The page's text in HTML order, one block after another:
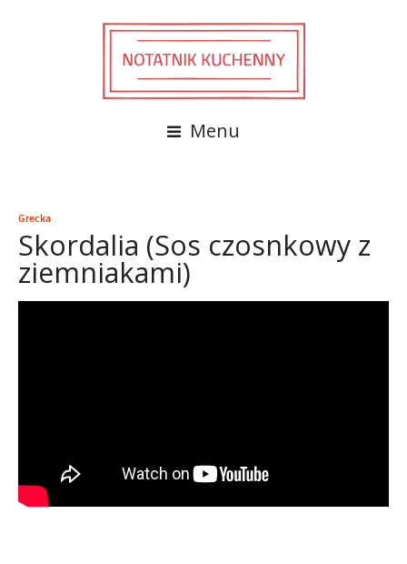
Menu
Grecka
Skordalia (Sos czosnkowy z
ziemniakami)